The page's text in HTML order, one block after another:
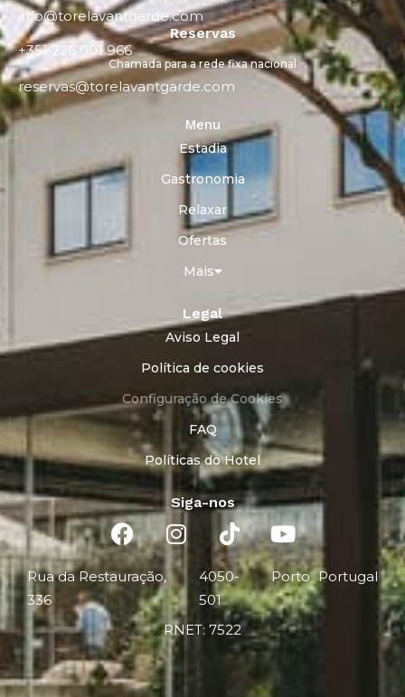
info@torelavantgarde.com
Reservas
+351 226 001 966
Chamada para a rede fixa nacional
reservas@torelavantgarde.com
Menu
Estadia
Gastronomia
Relaxar
Ofertas
Mais
Legal
Aviso Legal
Política de cookies
Configuração de Cookies
FAQ
Políticas do Hotel
Siga-nos
Rua da Restauração,
336
4050-
501
Porto Portugal
RNET: 7522